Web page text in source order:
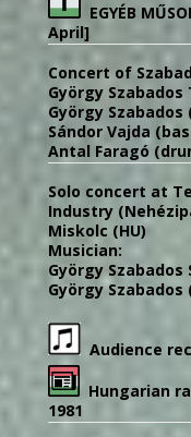
EGYÉB
April]
Concert of
György Szabados
György Szabados
Sándor Vajda
Antal Faragó
Solo concert at
Industry
Miskolc (HU)
Musician:
György Szabados
György Szabados
Audience
Hungarian
1981